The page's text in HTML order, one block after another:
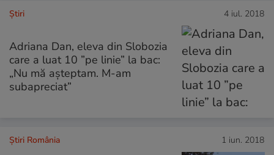
Ştiri 4 iul. 2018
Adriana Dan, eleva din Slobozia
care a luat 10 ”pe linie” la bac:
„Nu mă așteptam. M-am
subapreciat”
Știri România 1 iun. 2018